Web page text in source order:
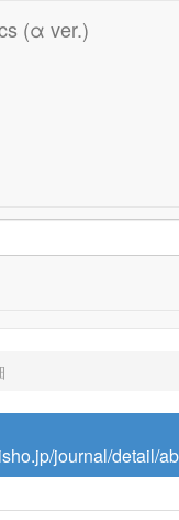
(α ver.)
journal/detail/